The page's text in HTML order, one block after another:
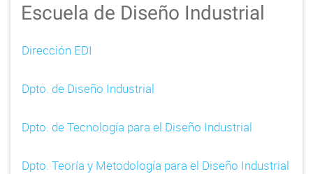
Escuela de Diseño Industrial
Dirección EDI
Dpto. de Diseño Industrial
Dpto. de Tecnología para el Diseño Industrial
Dpto. Teoría y Metodología para el Diseño Industrial